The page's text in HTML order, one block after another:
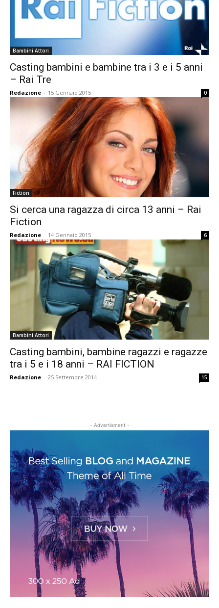
Bambini Attori
Casting bambini e bambine tra i 3 e i 5 anni
– Rai Tre
Redazione - 15 Gennaio 2015 0
Fiction
Si cerca una ragazza di circa 13 anni – Rai
Fiction
Redazione - 14 Gennaio 2015 6
Bambini Attori
Casting bambini, bambine ragazzi e ragazze
tra i 5 e i 18 anni – RAI FICTION
Redazione - 25 Settembre 2014 15
- Advertisment -